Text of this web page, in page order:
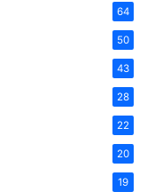
64
50
43
28
22
20
19